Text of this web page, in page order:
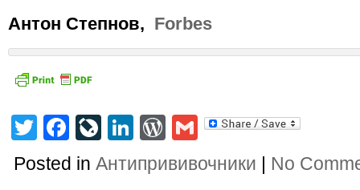
Антон Степнов, Forbes
TwitterFacebook
LiveJournal
LinkedIn
WordPress
Gmail
Posted inАнтипрививочники | No